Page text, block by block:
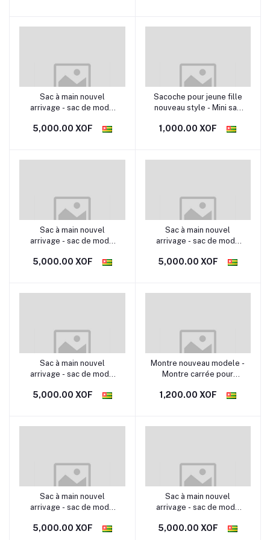
Sac à main nouvel
arrivage - sac de mode
modèle TG11 sac de
5,000.00 XOF
Sacoche pour jeune fille
nouveau style - Mini sac
bandoulière
1,000.00 XOF
Sac à main nouvel
arrivage - sac de mode
modèle TG12 sac de
5,000.00 XOF
Sac à main nouvel
arrivage - sac de mode
modèle TG13 sac de
5,000.00 XOF
Sac à main nouvel
arrivage - sac de mode
modèle TG14 sac de
5,000.00 XOF
Montre nouveau modele -
Montre carrée pour
en silicone - Montre de
1,200.00 XOF
Sac à main nouvel
arrivage - sac de mode
modèle TG15 sac de
5,000.00 XOF
Sac à main nouvel
arrivage - sac de mode
modèle TG16 sac de
5,000.00 XOF